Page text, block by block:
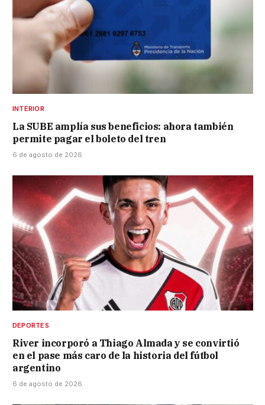
INTERIOR
La SUBE amplía sus beneficios: ahora también
permite pagar el boleto del tren
6 de agosto de 2026
DEPORTES
River incorporó a Thiago Almada y se convirtió
en el pase más caro de la historia del fútbol
argentino
6 de agosto de 2026